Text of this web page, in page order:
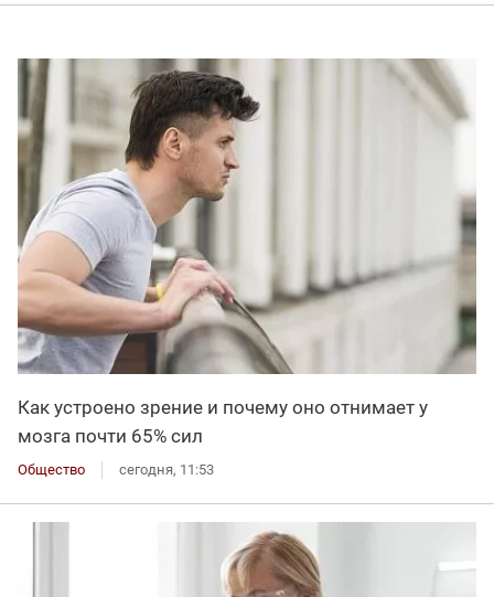
Как устроено зрение и почему оно отнимает у
мозга почти 65% сил
Общество сегодня, 11:53